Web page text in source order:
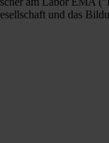
und das